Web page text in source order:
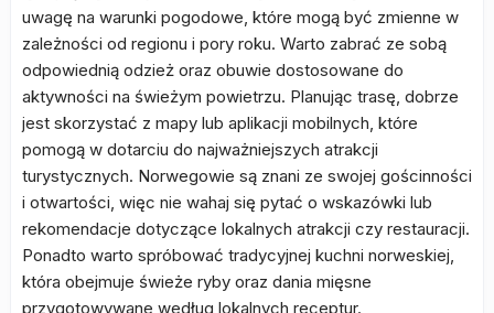
uwagę na warunki pogodowe, które mogą być zmienne w
zależności od regionu i pory roku. Warto zabrać ze sobą
odpowiednią odzież oraz obuwie dostosowane do
aktywności na świeżym powietrzu. Planując trasę, dobrze
jest skorzystać z mapy lub aplikacji mobilnych, które
pomogą w dotarciu do najważniejszych atrakcji
turystycznych. Norwegowie są znani ze swojej gościnności
i otwartości, więc nie wahaj się pytać o wskazówki lub
rekomendacje dotyczące lokalnych atrakcji czy restauracji.
Ponadto warto spróbować tradycyjnej kuchni norweskiej,
która obejmuje świeże ryby oraz dania mięsne
przygotowywane według lokalnych receptur.